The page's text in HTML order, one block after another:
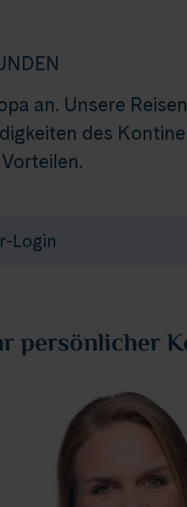
an. Unsere
des
Login
persönlicher